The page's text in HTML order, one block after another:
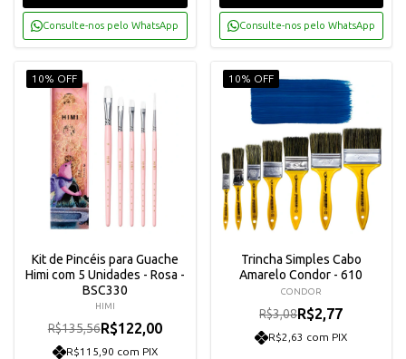
Consulte-nos pelo WhatsApp Consulte-nos pelo WhatsApp
10% OFF
Kit de Pincéis para Guache
Himi com 5 Unidades - Rosa -
BSC330
HIMI
R$135,56R$122,00
R$115,90 com PIX
10% OFF
Trincha Simples Cabo
Amarelo Condor - 610
CONDOR
R$3,08R$2,77
R$2,63 com PIX